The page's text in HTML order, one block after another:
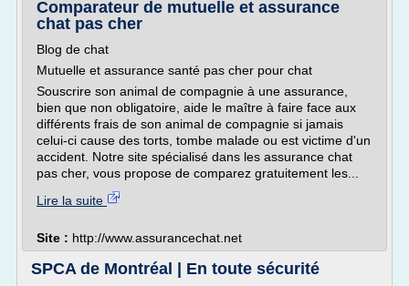
Comparateur de mutuelle et assurance
chat pas cher
Blog de chat
Mutuelle et assurance santé pas cher pour chat
Souscrire son animal de compagnie à une assurance,
bien que non obligatoire, aide le maître à faire face aux
différents frais de son animal de compagnie si jamais
celui-ci cause des torts, tombe malade ou est victime d'un
accident. Notre site spécialisé dans les assurance chat
pas cher, vous propose de comparez gratuitement les...
Lire la suite
Site : http://www.assurancechat.net
SPCA de Montréal | En toute sécurité